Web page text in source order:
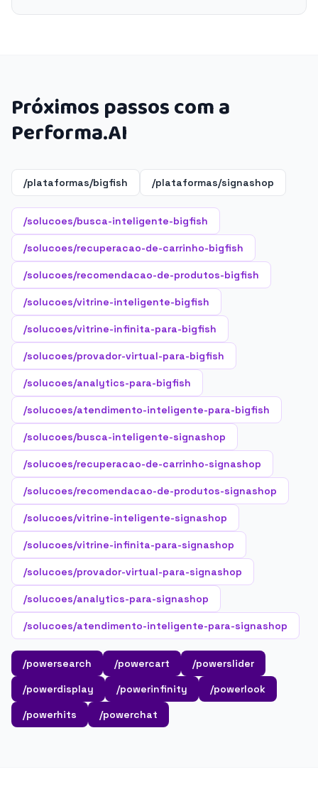
Próximos passos com a
Performa.AI
/plataformas/bigfish /plataformas/signashop
/solucoes/busca-inteligente-bigfish
/solucoes/recuperacao-de-carrinho-bigfish
/solucoes/recomendacao-de-produtos-bigfish
/solucoes/vitrine-inteligente-bigfish
/solucoes/vitrine-infinita-para-bigfish
/solucoes/provador-virtual-para-bigfish
/solucoes/analytics-para-bigfish
/solucoes/atendimento-inteligente-para-bigfish
/solucoes/busca-inteligente-signashop
/solucoes/recuperacao-de-carrinho-signashop
/solucoes/recomendacao-de-produtos-signashop
/solucoes/vitrine-inteligente-signashop
/solucoes/vitrine-infinita-para-signashop
/solucoes/provador-virtual-para-signashop
/solucoes/analytics-para-signashop
/solucoes/atendimento-inteligente-para-signashop
/powersearch /powercart
/powerslider
/powerdisplay
/powerinfinity
/powerlook
/powerhits
/powerchat